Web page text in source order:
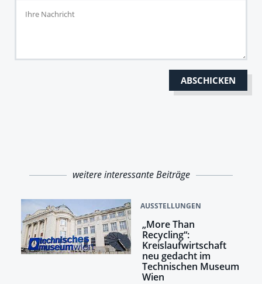
weitere interessante Beiträge
AUSSTELLUNGEN
„More Than
Recycling“:
Kreislaufwirtschaft
neu gedacht im
Technischen Museum
Wien